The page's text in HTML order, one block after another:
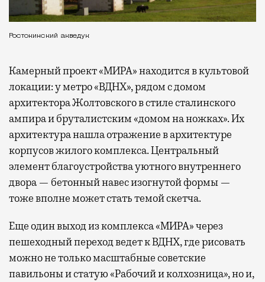
Ростокинский акведук
Камерный проект «МИРА» находится в культовой
локации: у метро «ВДНХ», рядом с домом
архитектора Жолтовского в стиле сталинского
ампира и бруталистским «домом на ножках». Их
архитектура нашла отражение в архитектуре
корпусов жилого комплекса. Центральный
элемент благоустройства уютного внутреннего
двора — бетонный навес изогнутой формы —
тоже вполне может стать темой скетча.
Еще один выход из комплекса «МИРА» через
пешеходный переход ведет к ВДНХ, где рисовать
можно не только масштабные советские
павильоны и статую «Рабочий и колхозница», но и,